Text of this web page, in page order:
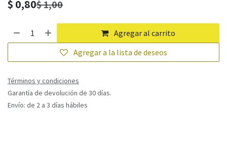
$ 0,80$1,00
Agregar al carrito
Agregar a la lista de deseos
Términos y condiciones
Garantía de devolución de 30 días.
Envío: de 2 a 3 días hábiles